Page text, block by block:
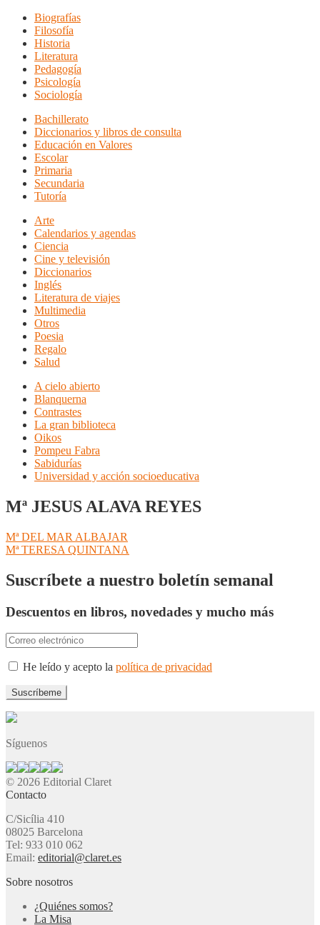
Biografías
Filosofía
Historia
Literatura
Pedagogía
Psicología
Sociología
Bachillerato
Diccionarios y libros de consulta
Educación en Valores
Escolar
Primaria
Secundaria
Tutoría
Arte
Calendarios y agendas
Ciencia
Cine y televisión
Diccionarios
Inglés
Literatura de viajes
Multimedia
Otros
Poesia
Regalo
Salud
A cielo abierto
Blanquerna
Contrastes
La gran biblioteca
Oikos
Pompeu Fabra
Sabidurías
Universidad y acción socioeducativa
Mª JESUS ALAVA REYES
Navegación
de
entradas
Anterior:
Mª DEL MAR ALBAJAR
Siguiente:
Mª TERESA QUINTANA
Suscríbete a nuestro boletín semanal
Descuentos en libros, novedades y mucho más
He leído y acepto la política de privacidad
Síguenos
© 2026 Editorial Claret
Contacto
C/Sicília 410
08025 Barcelona
Tel: 933 010 062
Email: editorial@claret.es
Sobre nosotros
¿Quiénes somos?
La Misa